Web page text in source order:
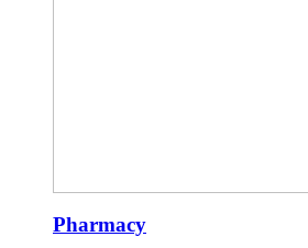
Pharmacy